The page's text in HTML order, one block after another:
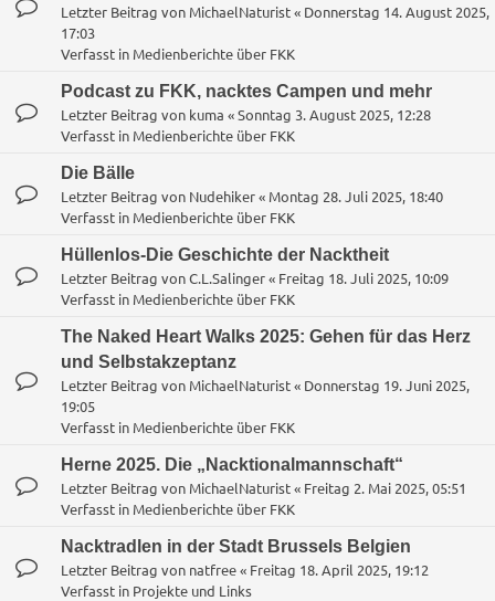
Letzter Beitrag von MichaelNaturist« Donnerstag 14. August 2025,
17:03
Verfasst in Medienberichte über FKK
Podcast zu FKK, nacktes Campen und mehr
Letzter Beitrag von kuma «Sonntag 3. August 2025, 12:28
Verfasst in Medienberichte über FKK
Die Bälle
Letzter Beitrag von Nudehiker« Montag 28. Juli 2025, 18:40
Verfasst in Medienberichte über FKK
Hüllenlos-Die Geschichte der Nacktheit
Letzter Beitrag vonC.L.Salinger« Freitag 18. Juli 2025, 10:09
Verfasst in Medienberichte über FKK
The Naked Heart Walks 2025: Gehen für das Herz
und Selbstakzeptanz
Letzter Beitrag von MichaelNaturist« Donnerstag 19. Juni 2025,
19:05
Verfasst in Medienberichte über FKK
Herne 2025. Die „Nacktionalmannschaft“
Letzter Beitrag von MichaelNaturist« Freitag 2. Mai 2025, 05:51
Verfasst in Medienberichte über FKK
Nacktradlen in der Stadt Brussels Belgien
Letzter Beitrag von natfree« Freitag 18. April 2025, 19:12
Verfasst in Projekte und Links